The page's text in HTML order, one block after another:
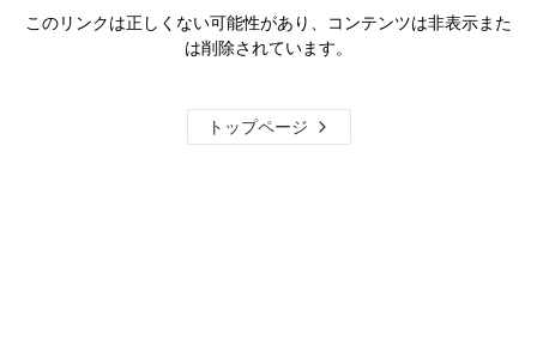
このリンクは正しくない可能性があり、コンテンツは非表示また
は削除されています。
トップページ